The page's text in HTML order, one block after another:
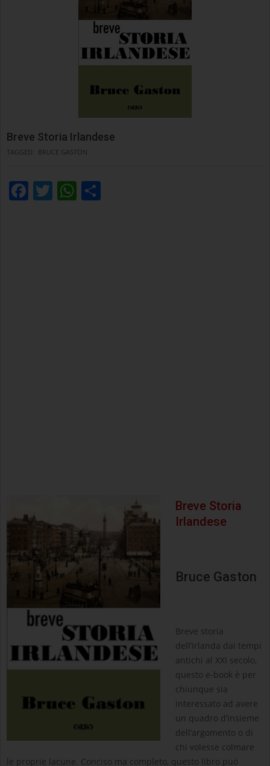
Breve Storia Irlandese
TAGGED: BRUCE GASTON
Facebook
TwitterWhatsApp
Breve Storia
Irlandese
Bruce Gaston
Breve storia
dell’Irlanda dai tempi
antichi al XXI secolo,
questo e-book è per
chiunque sia
interessato ad avere
un quadro d’insieme
dell’argomento o di
chi volesse colmare
le proprie lacune. Conciso ma completo, questo libro può